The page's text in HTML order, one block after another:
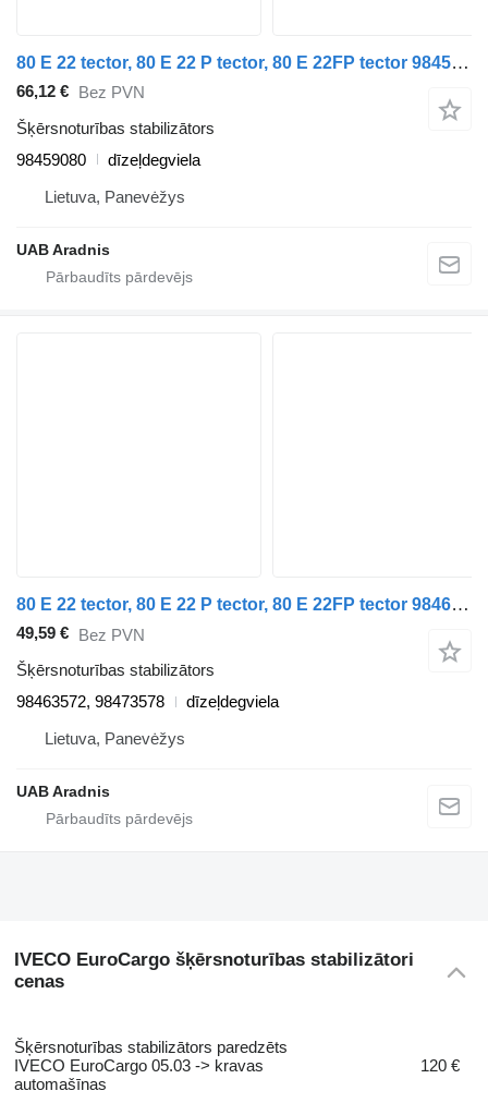
80 E 22 tector, 80 E 22 P tector, 80 E 22FP tector 98459080 šķērsnoturības stabilizātors paredzēts IVECO EuroCargo I-III kravas automašīnas
66,12 €
Bez PVN
Šķērsnoturības stabilizātors
98459080
dīzeļdegviela
Lietuva, Panevėžys
UAB Aradnis
80 E 22 tector, 80 E 22 P tector, 80 E 22FP tector 98463572 šķērsnoturības stabilizātors paredzēts IVECO EuroCargo I-III kravas automašīnas
49,59 € Bez PVN
Šķērsnoturības stabilizātors
98463572, 98473578
dīzeļdegviela
Lietuva, Panevėžys
UAB Aradnis
IVECO EuroCargo šķērsnoturības stabilizātori
cenas
Šķērsnoturības stabilizātors paredzēts
IVECO EuroCargo 05.03 -> kravas
automašīnas
120 €